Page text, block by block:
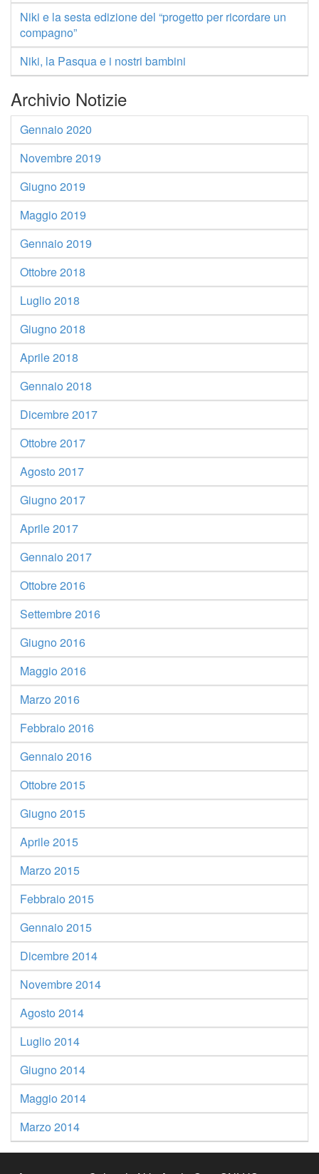
Niki e la sesta edizione del “progetto per ricordare un
compagno”
Niki, la Pasqua e i nostri bambini
Archivio Notizie
Gennaio 2020
Novembre 2019
Giugno 2019
Maggio 2019
Gennaio 2019
Ottobre 2018
Luglio 2018
Giugno 2018
Aprile 2018
Gennaio 2018
Dicembre 2017
Ottobre 2017
Agosto 2017
Giugno 2017
Aprile 2017
Gennaio 2017
Ottobre 2016
Settembre 2016
Giugno 2016
Maggio 2016
Marzo 2016
Febbraio 2016
Gennaio 2016
Ottobre 2015
Giugno 2015
Aprile 2015
Marzo 2015
Febbraio 2015
Gennaio 2015
Dicembre 2014
Novembre 2014
Agosto 2014
Luglio 2014
Giugno 2014
Maggio 2014
Marzo 2014